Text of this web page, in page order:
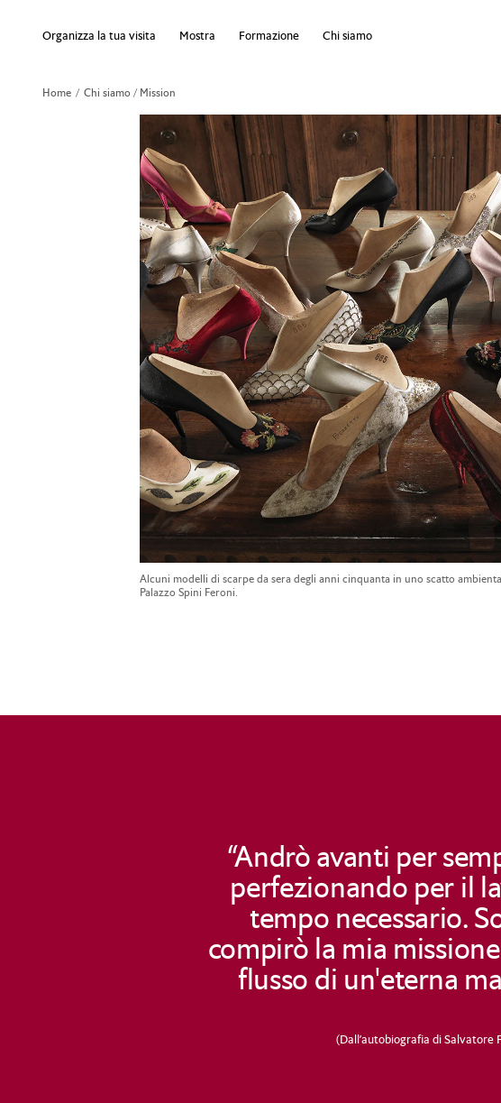
Organizza la tua visita Mostra Formazione Chi siamo
Home Chi siamo / Mission
Alcuni modelli di scarpe da sera degli anni cinquanta in uno scatto
Palazzo Spini Feroni.
“Andrò avanti per
perfezionando per il
tempo necessario.
compirò la mia
flusso di un'eterna
(Dall’autobiografia di Salvatore